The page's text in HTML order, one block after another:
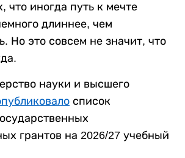
что иногда путь к мечте
длиннее, чем
Но это совсем не значит, что
науки и высшего
список
грантов на 2026/27 учебный